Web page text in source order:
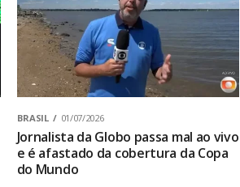
BRASIL 01/07/2026
Jornalista da Globo passa mal ao vivo
e é afastado da cobertura da Copa
do Mundo